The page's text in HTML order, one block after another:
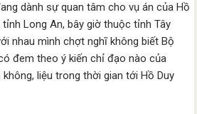
dành sự quan tâm cho vụ án của Hồ
Long An, bây giờ thuộc tỉnh Tây
nhau mình chợt nghĩ không biết Bộ
đem theo ý kiến chỉ đạo nào của
liệu trong thời gian tới Hồ Duy